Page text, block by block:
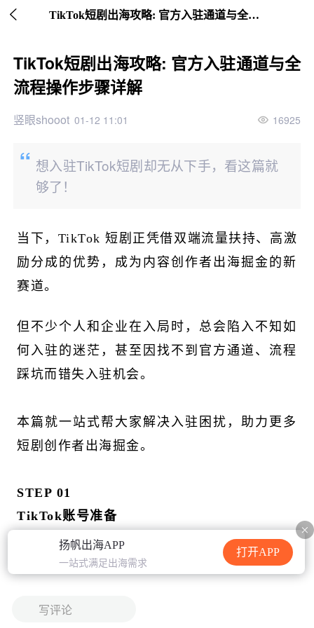
扬帆出海APP
一站式满足出海需求
打开APP
 TikTok短剧出海攻略: 官方入驻通道与全流程操作步骤详解
继续下拉刷新
TikTok短剧出海攻略: 官方入驻通道与全
流程操作步骤详解
竖眼shooot 01-12 11:01 16925
想入驻TikTok短剧却无从下手，看这篇就
够了！
当下，TikTok 短剧正凭借双端流量扶持、高激
励分成的优势，成为内容创作者出海掘金的新
赛道。
但不少个人和企业在入局时，总会陷入不知如
何入驻的迷茫，甚至因找不到官方通道、流程
踩坑而错失入驻机会。
本篇就一站式帮大家解决入驻困扰，助力更多
短剧创作者出海掘金。
STEP 01
TikTok账号准备
注册账号：
TikTok无强制企业认证门槛，个人团队账号完
写评论
加载中...